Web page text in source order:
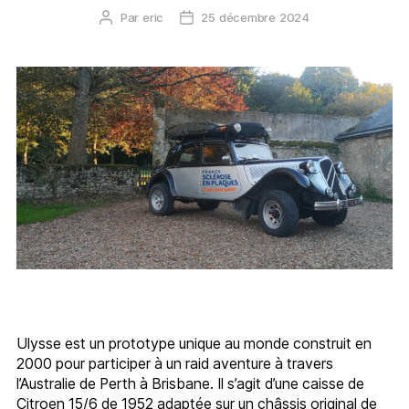
Auteur
Pareric
Date25 décembre 2024
Ulysse est un prototype unique au monde construit en
2000 pour participer à un raid aventure à travers
l’Australie de Perth à Brisbane. Il s’agit d’une caisse de
Citroen 15/6 de 1952 adaptée sur un châssis original de